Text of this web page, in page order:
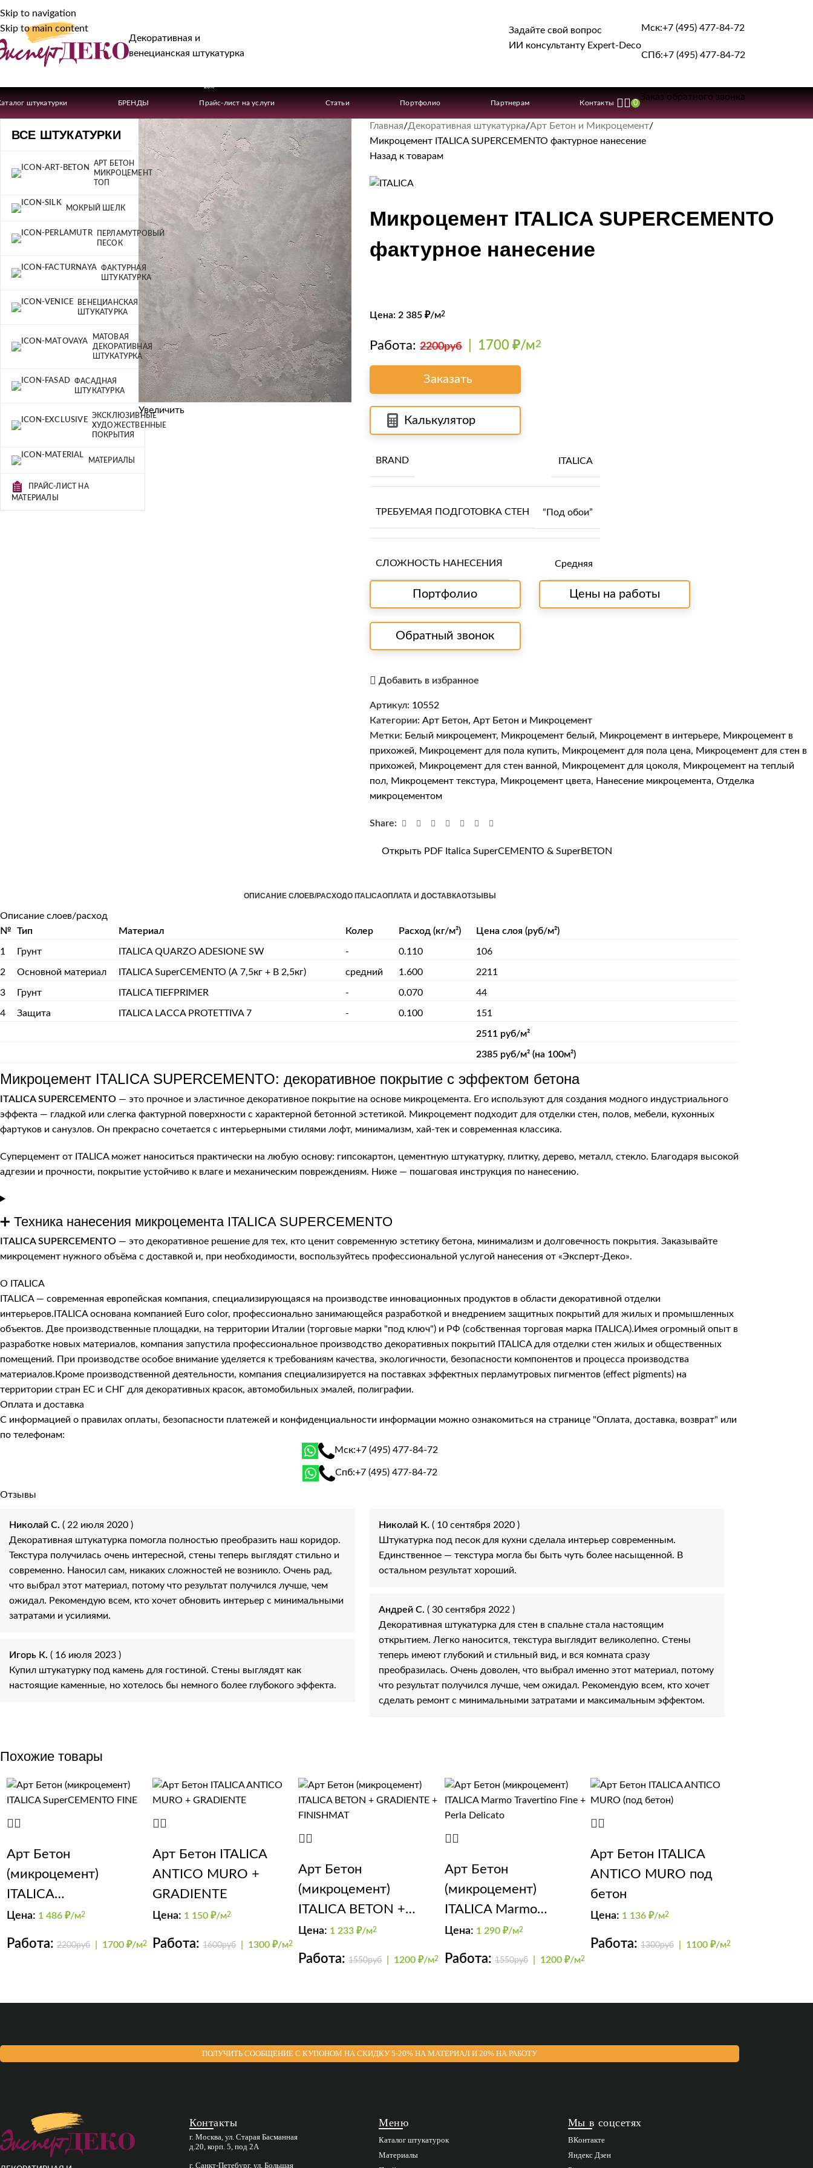
Skip to navigation
Skip to main content
Декоративная и
венецианская штукатурка
Задайте свой вопрос
ИИ консультанту Expert-Deco
Мск:+7 (495) 477-84-72
СПб:+7 (495) 477-84-72
штукатурки БРЕНДЫ Прайс-лист на услуги
-20%
Статьи Портфолио Партнерам Контакты 0
Заказ обратного звонка
ВСЕ ШТУКАТУРКИ
АРТ БЕТОН
МИКРОЦЕМЕНТ
ТОП
МОКРЫЙ ШЕЛК
ПЕРЛАМУТРОВЫЙ
ПЕСОК
ФАКТУРНАЯ
ШТУКАТУРКА
ВЕНЕЦИАНСКАЯ
ШТУКАТУРКА
МАТОВАЯ
ДЕКОРАТИВНАЯ
ШТУКАТУРКА
ФАСАДНАЯ
ШТУКАТУРКА
ЭКСКЛЮЗИВНЫЕ
ХУДОЖЕСТВЕННЫЕ
ПОКРЫТИЯ
МАТЕРИАЛЫ
ПРАЙС-ЛИСТ НА
МАТЕРИАЛЫ
Увеличить
Главная Декоративная штукатурка Арт Бетон и Микроцемент
Микроцемент ITALICA SUPERCEMENTO фактурное нанесение
Назад к товарам
Микроцемент ITALICA SUPERCEMENTO
фактурное нанесение
Цена: 2 385 ₽/м2
Работа:2200руб| 1700 ₽/м2
Заказать
Калькулятор
BRAND ITALICA
ТРЕБУЕМАЯ ПОДГОТОВКА СТЕН “Под обои”
СЛОЖНОСТЬ НАНЕСЕНИЯ Средняя
Портфолио Цены на работы
Обратный звонок
Добавить в избранное
Артикул: 10552
Категории: Арт Бетон, Арт Бетон и Микроцемент
Метки: Белый микроцемент, Микроцемент белый, Микроцемент в интерьере, Микроцемент в
прихожей, Микроцемент для пола купить, Микроцемент для пола цена, Микроцемент для стен в
прихожей, Микроцемент для стен ванной, Микроцемент для цоколя, Микроцемент на теплый
пол, Микроцемент текстура, Микроцемент цвета, Нанесение микроцемента, Отделка
микроцементом
Share:
Открыть PDF Italica SuperCEMENTO & SuperBETON
ОПИСАНИЕ СЛОЕВ/РАСХОДО ITALICAОПЛАТА И ДОСТАВКАОТЗЫВЫ
Описание слоев/расход
№
Тип Материал Колер Расход (кг/м²) Цена слоя (руб/м²)
1 Грунт ITALICA QUARZO ADESIONE SW - 0.110 106
2 Основной материал ITALICA SuperCEMENTO (А 7,5кг + B 2,5кг) средний 1.600 2211
3 Грунт ITALICA TIEFPRIMER - 0.070 44
4 Защита ITALICA LACCA PROTETTIVA 7 - 0.100 151
2511 руб/м²
2385 руб/м² (на 100м²)
Микроцемент ITALICA SUPERCEMENTO: декоративное покрытие с эффектом бетона
ITALICA SUPERCEMENTO — это прочное и эластичное декоративное покрытие на основе микроцемента. Его используют для создания модного индустриального
эффекта — гладкой или слегка фактурной поверхности с характерной бетонной эстетикой. Микроцемент подходит для отделки стен, полов, мебели, кухонных
фартуков и санузлов. Он прекрасно сочетается с интерьерными стилями лофт, минимализм, хай-тек и современная классика.
Суперцемент от ITALICA может наноситься практически на любую основу: гипсокартон, цементную штукатурку, плитку, дерево, металл, стекло. Благодаря высокой
адгезии и прочности, покрытие устойчиво к влаге и механическим повреждениям. Ниже — пошаговая инструкция по нанесению.
➕ Техника нанесения микроцемента ITALICA SUPERCEMENTO
ITALICA SUPERCEMENTO — это декоративное решение для тех, кто ценит современную эстетику бетона, минимализм и долговечность покрытия. Заказывайте
микроцемент нужного объёма с доставкой и, при необходимости, воспользуйтесь профессиональной услугой нанесения от «Эксперт-Деко».
О ITALICA
ITALICA — современная европейская компания, специализирующаяся на производстве инновационных продуктов в области декоративной отделки
интерьеров.ITALICA основана компанией Euro color, профессионально занимающейся разработкой и внедрением защитных покрытий для жилых и промышленных
объектов. Две производственные площадки, на территории Италии (торговые марки "под ключ") и РФ (собственная торговая марка ITALICA).Имея огромный опыт в
разработке новых материалов, компания запустила профессиональное производство декоративных покрытий ITALICA для отделки стен жилых и общественных
помещений. При производстве особое внимание уделяется к требованиям качества, экологичности, безопасности компонентов и процесса производства
материалов.Кроме производственной деятельности, компания специализируется на поставках эффектных перламутровых пигментов (effect pigments) на
территории стран ЕС и СНГ для декоративных красок, автомобильных эмалей, полиграфии.
Оплата и доставка
С информацией о правилах оплаты, безопасности платежей и конфиденциальности информации можно ознакомиться на странице "Оплата, доставка, возврат" или
по телефонам:
Мск:+7 (495) 477-84-72
Спб:+7 (495) 477-84-72
Отзывы
Николай С. ( 22 июля 2020 )
Декоративная штукатурка помогла полностью преобразить наш коридор.
Текстура получилась очень интересной, стены теперь выглядят стильно и
современно. Наносил сам, никаких сложностей не возникло. Очень рад,
что выбрал этот материал, потому что результат получился лучше, чем
ожидал. Рекомендую всем, кто хочет обновить интерьер с минимальными
затратами и усилиями.
Игорь К. ( 16 июля 2023 )
Купил штукатурку под камень для гостиной. Стены выглядят как
настоящие каменные, но хотелось бы немного более глубокого эффекта.
Николай К. ( 10 сентября 2020 )
Штукатурка под песок для кухни сделала интерьер современным.
Единственное — текстура могла бы быть чуть более насыщенной. В
остальном результат хороший.
Андрей С. ( 30 сентября 2022 )
Декоративная штукатурка для стен в спальне стала настоящим
открытием. Легко наносится, текстура выглядит великолепно. Стены
теперь имеют глубокий и стильный вид, и вся комната сразу
преобразилась. Очень доволен, что выбрал именно этот материал, потому
что результат получился лучше, чем ожидал. Рекомендую всем, кто хочет
сделать ремонт с минимальными затратами и максимальным эффектом.
Похожие товары
Арт Бетон
(микроцемент)
ITALICA
SuperCEMENTO FINE
Цена: 1 486 ₽/м2
Работа: 2200руб 1700 ₽/м2
Арт Бетон ITALICA
ANTICO MURO +
GRADIENTE
Цена: 1 150₽/м2
Работа:1600руб 1300 ₽/м2
Арт Бетон
(микроцемент)
ITALICA BETON +
GRADIENTE +
Цена: 1 233₽/м2
Работа:1550руб| 1200 ₽/м2
Арт Бетон
(микроцемент)
ITALICA Marmo
Travertino Fine + Perla
Цена: 1 290 ₽/м2
Работа:1550руб| 1200 ₽/м2
Арт Бетон ITALICA
ANTICO MURO под
бетон
Цена: 1 136 ₽/м2
Работа: 1300руб| 1100 ₽/м2
ПОЛУЧИТЬ СООБЩЕНИЕ С КУПОНОМ НА СКИДКУ 5-20% НА МАТЕРИАЛ И 20% НА РАБОТУ
Контакты
г. Москва, ул. Старая Басманная
д.20, корп. 5, под 2А
г. Санкт-Петебург, ул. Большая
Меню
Каталог штукатурок
Материалы
Мы в соцсетях
ВКонтакте
Яндекс Дзен